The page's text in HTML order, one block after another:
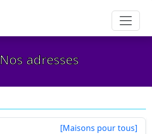
Nos adresses
[Maisons pour tous]